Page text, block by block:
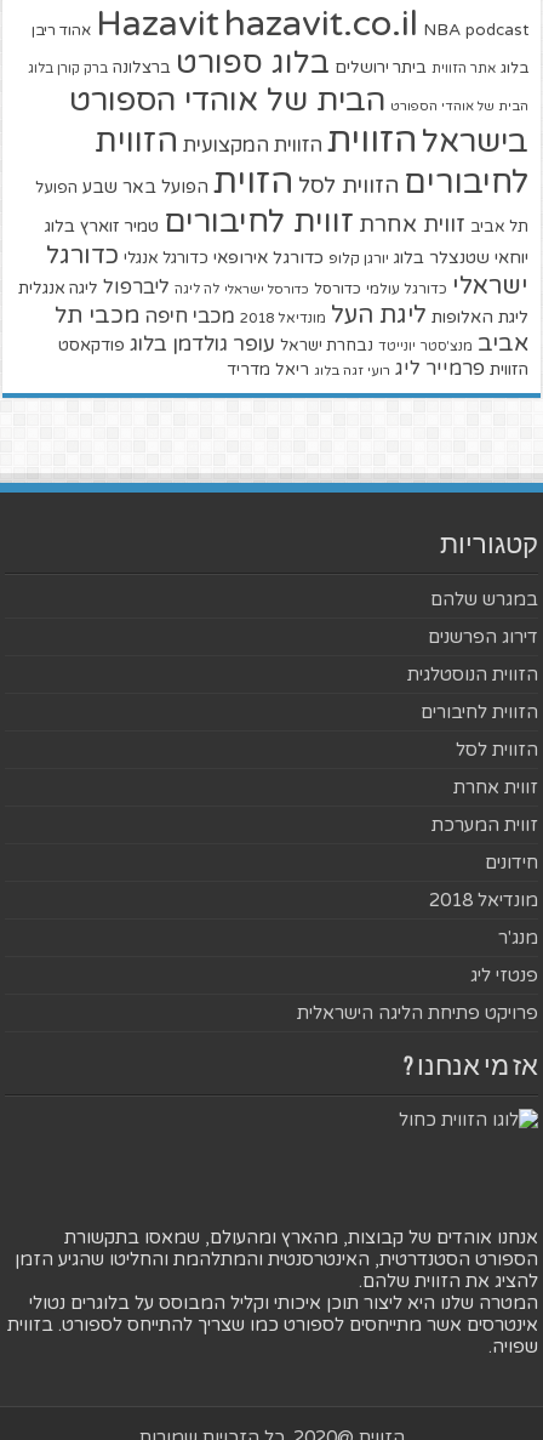
Hazavit hazavit.co.il NBA podcast אהוד ריבן
בלוג אתר הזווית ביתר ירושלים בלוג ספורט ברצלונה ברק קורן בלוג
הבית של אוהדי הספורט הבית של אוהדי הספורט
בישראל הזווית הזווית המקצועית הזווית
לחיבורים הזווית לסל הזוית הפועל באר שבע הפועל
תל אביב זווית אחרת זווית לחיבורים טמיר זוארץ בלוג
יוחאי שטנצלר בלוג יורגן קלופ כדורגל אירופאי כדורגל אנגלי כדורגל
ישראלי כדורגל עולמי כדורסל כדורסל ישראלי לה ליגה ליברפול ליגה אנגלית
ליגת האלופות ליגת העל מונדיאל 2018 מכבי חיפה מכבי תל
אביב מנצ'סטר יונייטד נבחרת ישראל עופר גולדמן בלוג פודקאסט
הזווית פרמייר ליג רועי זגה בלוג ריאל מדריד
קטגוריות
במגרש שלהם
דירוג הפרשנים
הזווית הנוסטלגית
הזווית לחיבורים
הזווית לסל
זווית אחרת
זווית המערכת
חידונים
מונדיאל 2018
מנג'ר
פנטזי ליג
פרויקט פתיחת הליגה הישראלית
אז מי אנחנו ?
אנחנו אוהדים של קבוצות, מהארץ ומהעולם, שמאסו בתקשורת
הספורט הסטנדרטית, האינטרסנטית והמתלהמת והחליטו שהגיע הזמן
להציג את הזווית שלהם.
המטרה שלנו היא ליצור תוכן איכותי וקליל המבוסס על בלוגרים נטולי
אינטרסים אשר מתייחסים לספורט כמו שצריך להתייחס לספורט. בזווית
שפויה.